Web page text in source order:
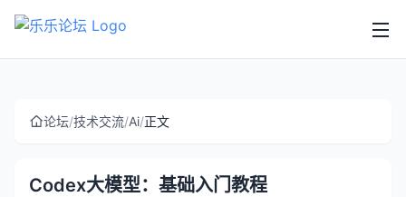
论坛/技术交流/Ai/正文
Codex大模型：基础入门教程